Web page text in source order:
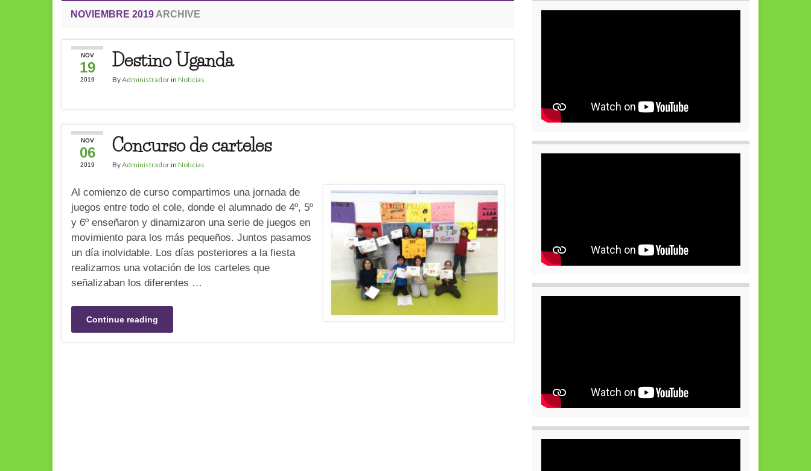
NOVIEMBRE 2019 ARCHIVE
NOV
19
2019
Destino Uganda
ByAdministradorin Noticias
NOV
06
2019
Concurso de carteles
ByAdministradorin Noticias
Al comienzo de curso compartimos una jornada de
juegos entre todo el cole, donde el alumnado de 4º, 5º
y 6º enseñaron y dinamizaron una serie de juegos en
movimiento para los más pequeños. Juntos pasamos
un día inolvidable. Los días posteriores a la fiesta
realizamos una votación de los carteles que
señalizaban los diferentes …
Continue reading